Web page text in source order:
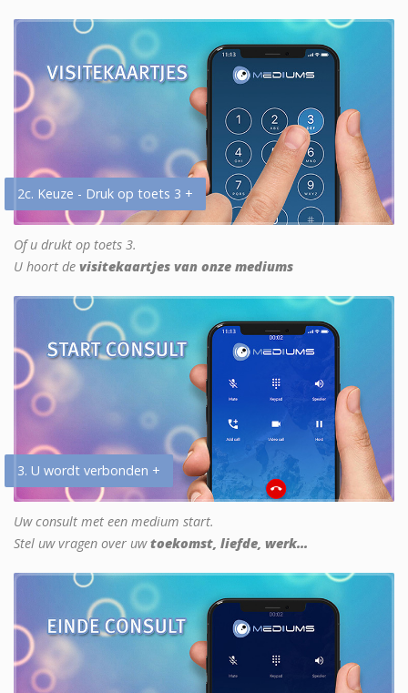
2c. Keuze - Druk op toets 3 +
Of u drukt op toets 3.
U hoort de visitekaartjes van onze mediums
3. U wordt verbonden +
Uw consult met een medium start.
Stel uw vragen over uwtoekomst, liefde, werk...